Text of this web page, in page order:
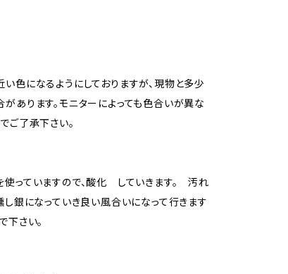
色になるようにしておりますが、現物と多少
あります。モニターによっても色合いが異な
ご了承下さい。
っていますので、酸化 していきます。 汚れ
し銀になっていき良い風合いになって行きます
下さい。